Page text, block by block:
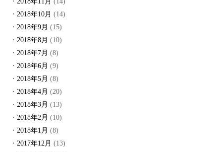
2018年10月 (14)
2018年9月 (15)
2018年8月 (10)
2018年7月 (8)
2018年6月 (9)
2018年5月 (8)
2018年4月 (20)
2018年3月 (13)
2018年2月 (10)
2018年1月 (8)
2017年12月 (13)